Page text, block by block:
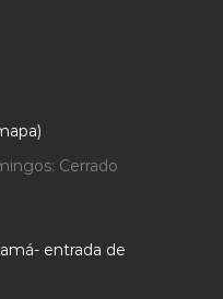
Cerrado
entrada de